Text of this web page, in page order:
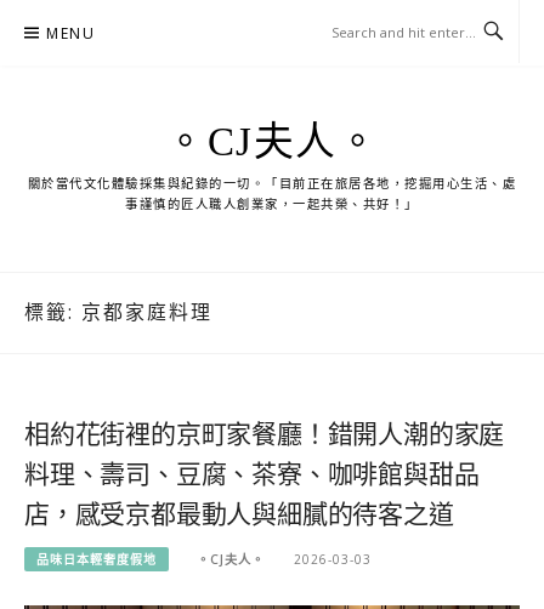
MENU
。CJ夫人。
關於當代文化體驗採集與紀錄的一切。「目前正在旅居各地，挖掘用心生活、處
事謹慎的匠人職人創業家，一起共榮、共好！」
標籤: 京都家庭料理
相約花街裡的京町家餐廳！錯開人潮的家庭
料理、壽司、豆腐、茶寮、咖啡館與甜品
店，感受京都最動人與細膩的待客之道
品味日本輕奢度假地 。CJ夫人。 2026-03-03